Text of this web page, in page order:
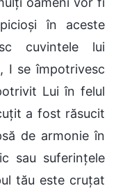
în aceste
cuvintele lui
I se împotrivesc
Lui în felul
a fost răsucit
de armonie în
sau suferințele
tău este cruțat